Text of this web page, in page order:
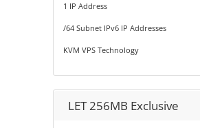
1 IP Address
/64 Subnet IPv6 IP Addresses
KVM VPS Technology
LET 256MB Exclusive